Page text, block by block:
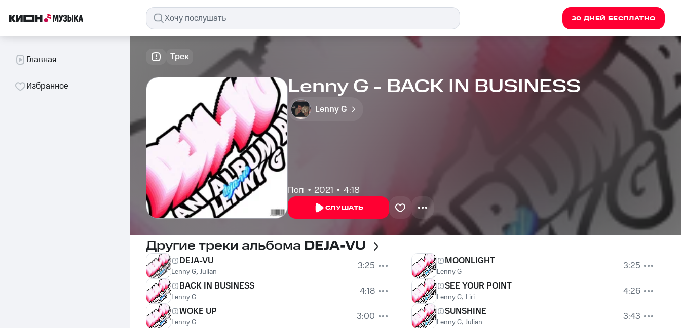
30 ДНЕЙ БЕСПЛАТНО
Главная
Избранное
Трек
Lenny G - BACK IN BUSINESS
Lenny G
Поп 2021 4:18
СЛУШАТЬ
Другие треки альбома DEJA-VU
DEJA-VU
Lenny G, Julian
3:25
BACK IN BUSINESS
Lenny G
4:18
WOKE UP
Lenny G
3:00
MOONLIGHT
Lenny G
3:25
SEE YOUR POINT
Lenny G, Liri
4:26
SUNSHINE
Lenny G, Julian
3:43